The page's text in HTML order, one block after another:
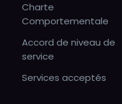
Charte
Comportementale
Accord de niveau de
service
Services acceptés